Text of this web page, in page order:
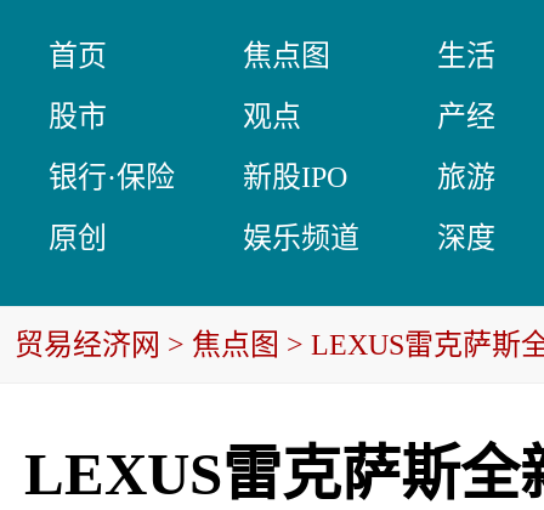
首页 焦点图
生活
股市
观点
产经
银行·保险
新股IPO
旅游
原创
娱乐频道 深度
贸易经济网 > 焦点图 > LEXUS雷克萨斯
LEXUS雷克萨斯全